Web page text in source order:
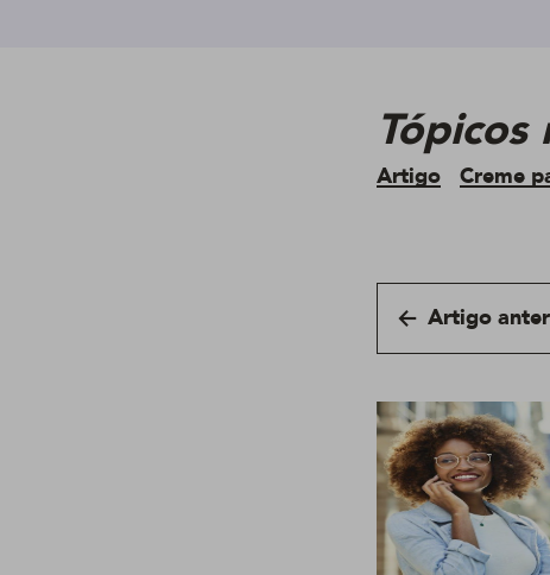
Tópicos
Artigo Creme
Artigo